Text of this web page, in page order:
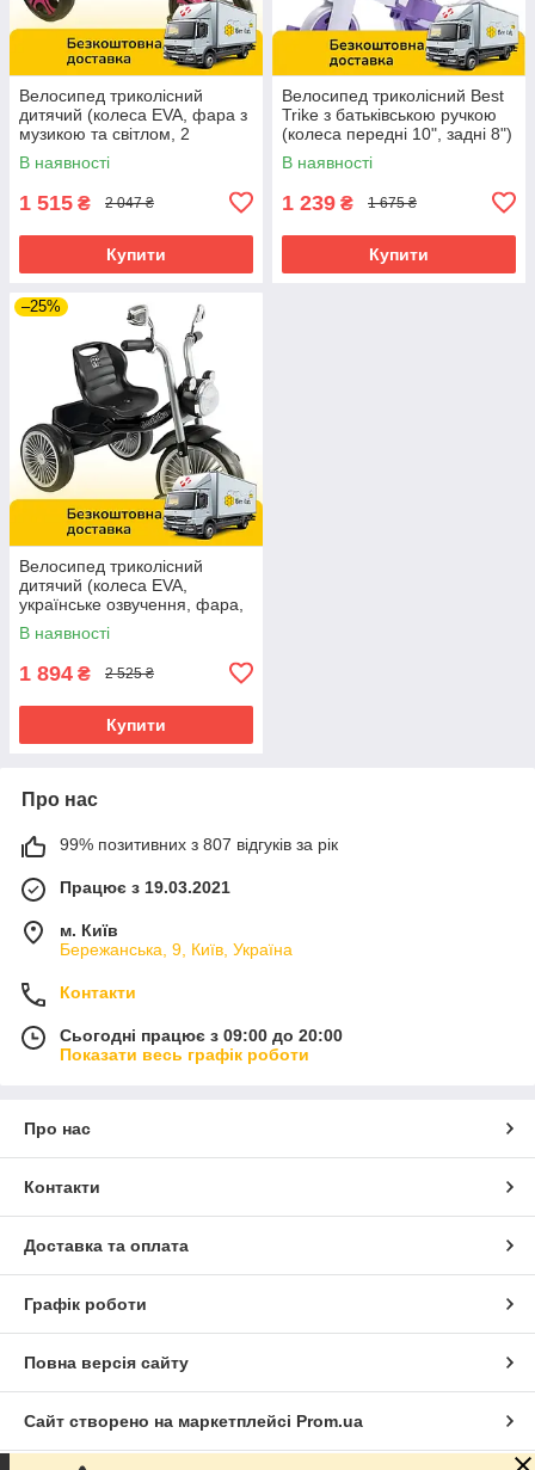
Велосипед триколісний
дитячий (колеса EVA, фара з
музикою та світлом, 2
кошики) Best Trike BS-22603
Рожевий
В наявності
1 515 ₴ 2 047 ₴
Купити
Велосипед триколісний Best
Trike з батьківською ручкою
(колеса передні 10", задні 8")
LB-10571 Фіолетовий
В наявності
1 239 ₴ 1 675 ₴
Купити
–25%
Велосипед триколісний
дитячий (колеса EVA,
українське озвучення, фара,
кошик) Best Trike BS-67800
Чорний
В наявності
1 894 ₴ 2 525 ₴
Купити
Про нас
99% позитивних з 807 відгуків за рік
Працює з 19.03.2021
м. Київ
Бережанська, 9, Київ, Україна
Контакти
Сьогодні працює з 09:00 до 20:00
Показати весь графік роботи
Про нас
Контакти
Доставка та оплата
Графік роботи
Повна версія сайту
Сайт створено на маркетплейсі Prom.ua